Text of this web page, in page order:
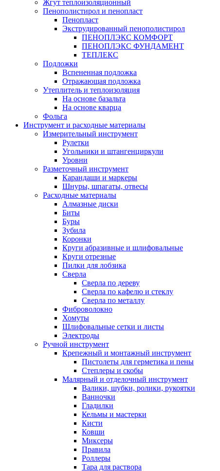
Жгут теплоизоляционный
Пенополистирол и пенопласт
Пенопласт
Экструдированный пенополистирол
ПЕНОПЛЭКС КОМФОРТ
ПЕНОПЛЭКС ФУНДАМЕНТ
ТЕПЛЕКС
Подложки
Вспененная подложка
Отражающая подложка
Утеплитель и теплоизоляция
На основе базальта
На основе кварца
Фольга
Инструмент и расходные материалы
Измерительный инструмент
Рулетки
Угольники и штангенциркули
Уровни
Разметочный инструмент
Карандаши и маркеры
Шнуры, шпагаты, отвесы
Расходные материалы
Алмазные диски
Биты
Буры
Зубила
Коронки
Круги абразивные и шлифовальные
Круги отрезные
Пилки для лобзика
Сверла
Сверла по дереву
Сверла по кафелю и стеклу
Сверла по металлу
Фиброволокно
Хомуты
Шлифовальные сетки и листы
Электроды
Ручной инструмент
Крепежный и монтажный инструмент
Пистолеты для герметика и пены
Степлеры и скобы
Малярный и отделочный инструмент
Валики, шубки, ролики, рукоятки
Ванночки
Гладилки
Кельмы и мастерки
Кисти
Ковши
Миксеры
Правила
Роллеры
Тара для раствора